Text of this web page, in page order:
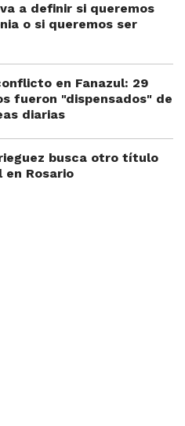
a definir si queremos
o si queremos ser
en Fanazul: 29
fueron "dispensados" de
diarias
busca otro título
en Rosario